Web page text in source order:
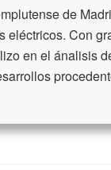
de
eléctricos. Con
en el ánalisis